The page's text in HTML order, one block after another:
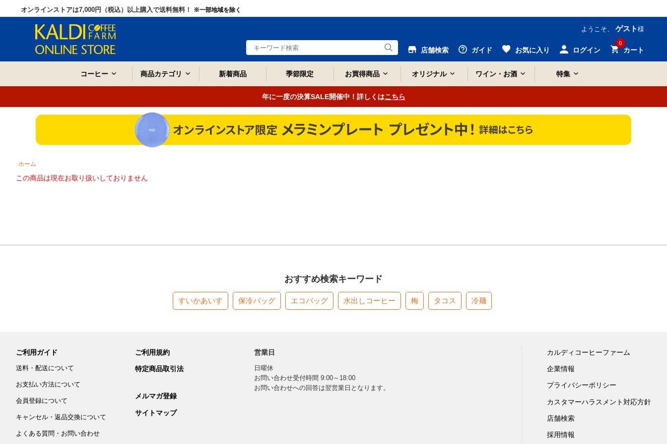
オンラインストアは7,000円（税込）以上購入で送料無料！ ※一部地域を除く
ようこそ、 ゲスト 様
店舗検索 ガイド お気に入り ログイン
0
カート
コーヒー 商品カテゴリ 新着商品 季節限定 お買得商品 オリジナル ワイン・お酒 特集
年に一度の決算SALE開催中！詳しくはこちら
ホーム
この商品は現在お取り扱いしておりません
おすすめ検索キーワード
すいかあいす 保冷バッグ エコバッグ 水出しコーヒー 梅 タコス 冷麺
ご利用ガイド
送料・配送について
お支払い方法について
会員登録について
キャンセル・返品交換について
よくある質問・お問い合わせ
ご利用規約
特定商品取引法
メルマガ登録
サイトマップ
営業日
日曜休
お問い合わせ受付時間 9:00～18:00
お問い合わせへの回答は翌営業日となります。
カルディコーヒーファーム
企業情報
プライバシーポリシー
カスタマーハラスメント対応方針
店舗検索
採用情報